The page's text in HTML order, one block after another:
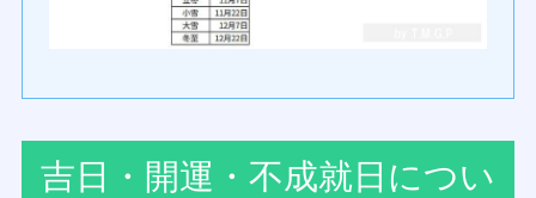
吉日・開運・不成就日につい